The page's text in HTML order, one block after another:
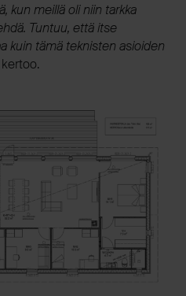
kun meillä oli niin tarkka
Tuntuu, että itse
kuin tämä teknisten asioiden